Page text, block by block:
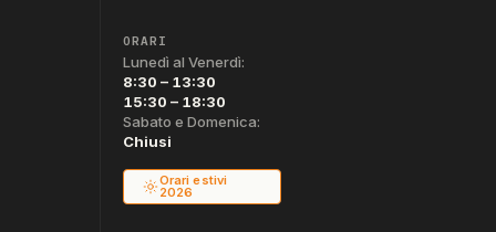
ORARI
Lunedì al Venerdì:
8:30 – 13:30
15:30 – 18:30
Sabato e Domenica:
Chiusi
Orari estivi
2026